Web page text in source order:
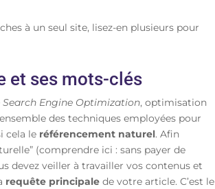
à un seul site, lisez-en plusieurs pour
et ses mots-clés
Search Engine Optimization, optimisation
des techniques employées pour
cela le référencement naturel. Afin
(comprendre ici : sans payer de
devez veiller à travailler vos contenus et
requête principale de votre article. C’est le